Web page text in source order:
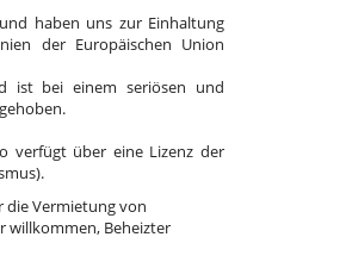
haben uns zur Einhaltung
der Europäischen Union
ist bei einem seriösen und
verfügt über eine Lizenz der
die Vermietung von
willkommen, Beheizter